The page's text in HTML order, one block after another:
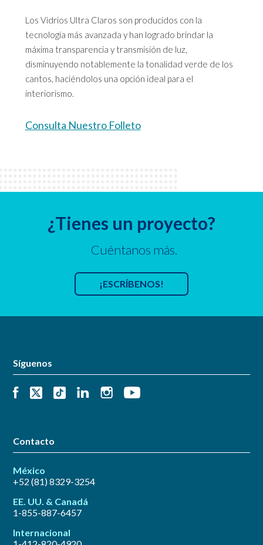
Los Vidrios Ultra Claros son producidos con la
tecnología más avanzada y han logrado brindar la
máxima transparencia y transmisión de luz,
disminuyendo notablemente la tonalidad verde de los
cantos, haciéndolos una opción ideal para el
interiorismo.
Consulta Nuestro Folleto
¿Tienes un proyecto?
Cuéntanos más.
¡ESCRÍBENOS!
Síguenos
Contacto
México
+52 (81) 8329-3254
EE. UU. & Canadá
1-855-887-6457
Internacional